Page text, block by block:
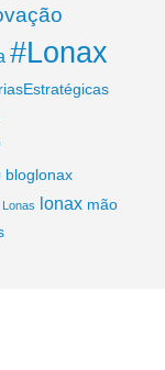
#Lonax
bloglonax
Lonas lonax mão